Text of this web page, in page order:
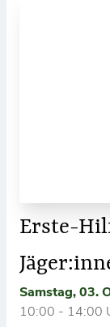
Erste-
Samstag, 03.
10:00 - 14:00